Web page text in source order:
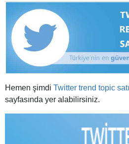
Hemen şimdi Twitter trend topic
sayfasında yer alabilirsiniz.